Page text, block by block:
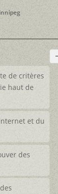
de critères
haut de
et du
des